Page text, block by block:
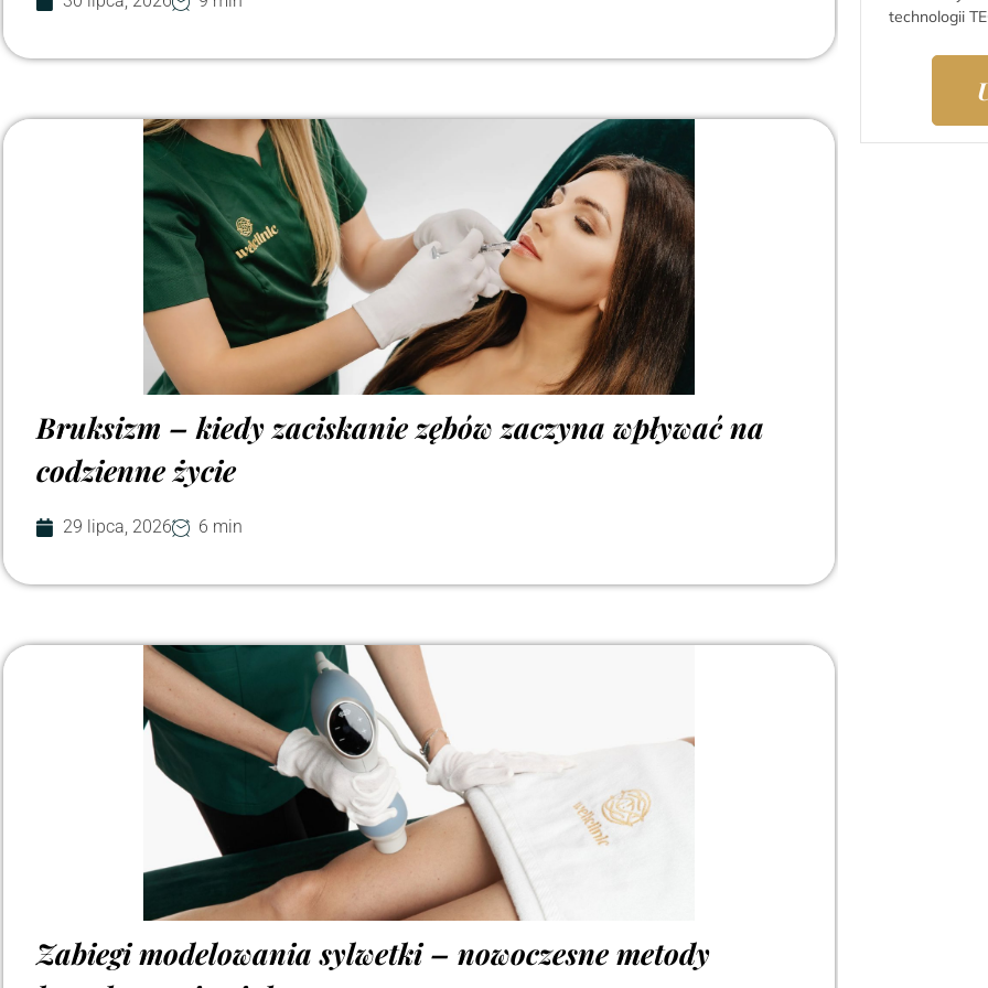
Bruksizm – kiedy zaciskanie zębów zaczyna wpływać na
codzienne życie
29 lipca, 2026 6 min
Zabiegi modelowania sylwetki – nowoczesne metody
technologii